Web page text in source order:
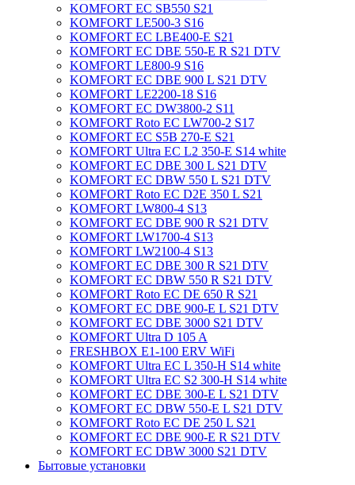
KOMFORT EC SB550 S21
KOMFORT LE500-3 S16
KOMFORT EC LBE400-E S21
KOMFORT EC DBE 550-E R S21 DTV
KOMFORT LE800-9 S16
KOMFORT EC DBE 900 L S21 DTV
KOMFORT LE2200-18 S16
KOMFORT EC DW3800-2 S11
KOMFORT Roto EC LW700-2 S17
KOMFORT EC S5B 270-E S21
KOMFORT Ultra EC L2 350-E S14 white
KOMFORT EC DBE 300 L S21 DTV
KOMFORT EC DBW 550 L S21 DTV
KOMFORT Roto EC D2E 350 L S21
KOMFORT LW800-4 S13
KOMFORT EC DBE 900 R S21 DTV
KOMFORT LW1700-4 S13
KOMFORT LW2100-4 S13
KOMFORT EC DBE 300 R S21 DTV
KOMFORT EC DBW 550 R S21 DTV
KOMFORT Roto EC DE 650 R S21
KOMFORT EC DBE 900-E L S21 DTV
KOMFORT EC DBE 3000 S21 DTV
KOMFORT Ultra D 105 A
FRESHBOX E1-100 ERV WiFi
KOMFORT Ultra EC L 350-H S14 white
KOMFORT Ultra EC S2 300-H S14 white
KOMFORT EC DBE 300-E L S21 DTV
KOMFORT EC DBW 550-E L S21 DTV
KOMFORT Roto EC DE 250 L S21
KOMFORT EC DBE 900-E R S21 DTV
KOMFORT EC DBW 3000 S21 DTV
Бытовые установки